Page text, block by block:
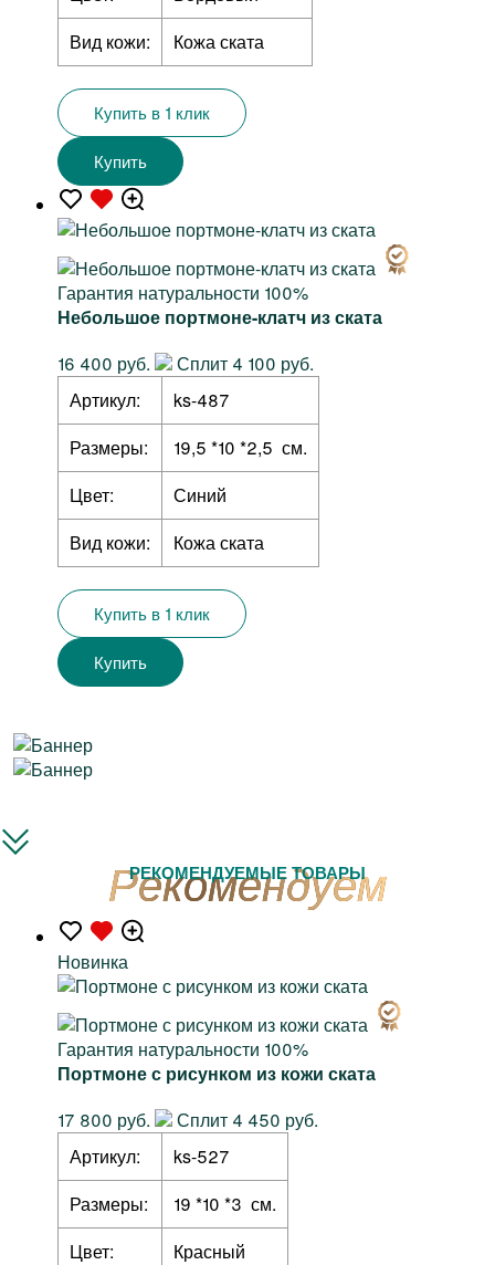
Вид кожи:
Кожа ската
Купить в 1 клик
Купить
Гарантия натуральности 100%
Небольшое портмоне-клатч из ската
16 400 руб.
Сплит 4 100 руб.
Артикул:
ks-487
Размеры:
19,5 *10 *2,5 см.
Цвет:
Синий
Вид кожи:
Кожа ската
Купить в 1 клик
Купить
РЕКОМЕНДУЕМЫЕ ТОВАРЫ
Новинка
Гарантия натуральности 100%
Портмоне с рисунком из кожи ската
17 800 руб.
Сплит 4 450 руб.
Артикул:
ks-527
Размеры:
19 *10 *3 см.
Цвет:
Красный